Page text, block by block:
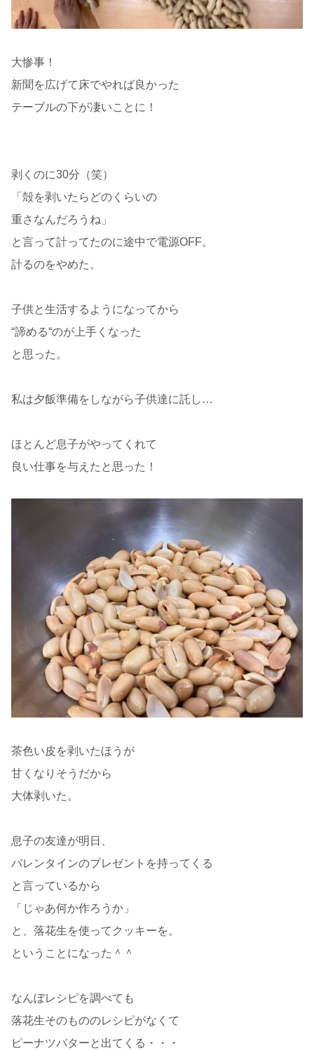
大惨事！
新聞を広げて床でやれば良かった
テーブルの下が凄いことに！
剥くのに30分（笑）
「殻を剥いたらどのくらいの
重さなんだろうね」
と言って計ってたのに途中で電源OFF。
計るのをやめた。
子供と生活するようになってから
“諦める“のが上手くなった
と思った。
私は夕飯準備をしながら子供達に託し…
ほとんど息子がやってくれて
良い仕事を与えたと思った！
茶色い皮を剥いたほうが
甘くなりそうだから
大体剥いた。
息子の友達が明日、
バレンタインのプレゼントを持ってくる
と言っているから
「じゃあ何か作ろうか」
と、落花生を使ってクッキーを。
ということになった＾＾
なんぼレシピを調べても
落花生そのもののレシピがなくて
ピーナツバターと出てくる・・・